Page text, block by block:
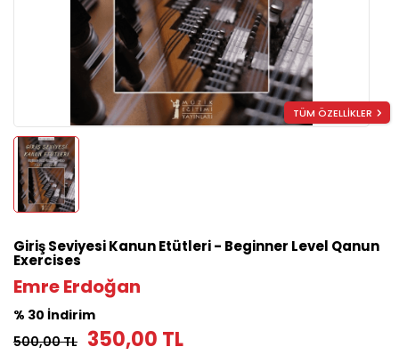
TÜM ÖZELLİKLER
Giriş Seviyesi Kanun Etütleri - Beginner Level Qanun
Exercises
Emre Erdoğan
% 30 İndirim
500,00 TL 350,00 TL